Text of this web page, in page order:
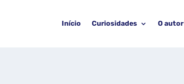
Início Curiosidades O autor